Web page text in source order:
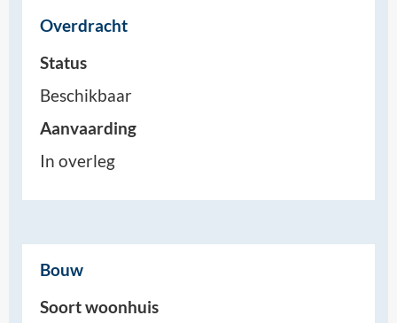
Overdracht
Status
Beschikbaar
Aanvaarding
In overleg
Bouw
Soort woonhuis